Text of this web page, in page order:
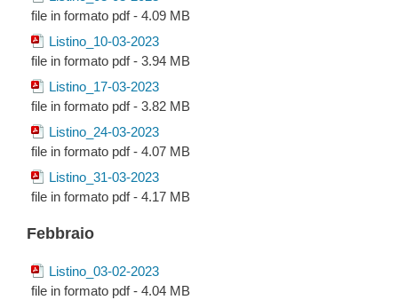
file in formato pdf - 4.09 MB
Listino_10-03-2023
file in formato pdf - 3.94 MB
Listino_17-03-2023
file in formato pdf - 3.82 MB
Listino_24-03-2023
file in formato pdf - 4.07 MB
Listino_31-03-2023
file in formato pdf - 4.17 MB
Febbraio
Listino_03-02-2023
file in formato pdf - 4.04 MB